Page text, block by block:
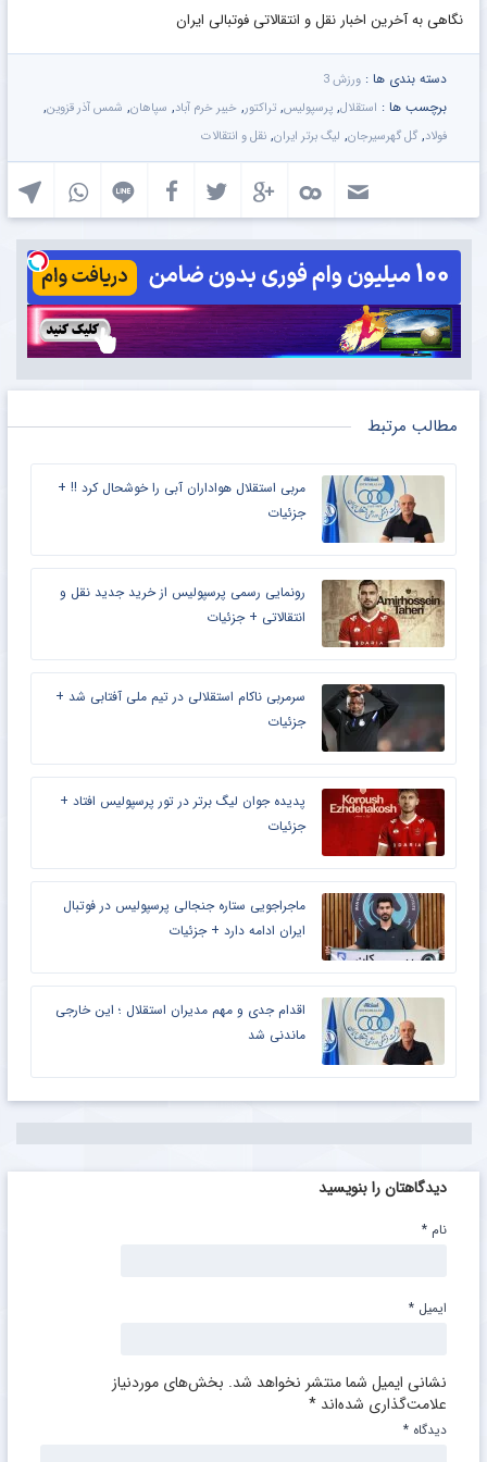
نگاهی به آخرین اخبار نقل و انتقالاتی فوتبالی ایران
دسته بندی ها : ورزش 3
برچسب ها : استقلال, پرسپولیس, تراکتور, خیبر خرم آباد, سپاهان, شمس آذر قزوین,
فولاد, گل گهرسیرجان, لیگ برتر ایران, نقل و انتقالات
مطالب مرتبط
مربی استقلال هواداران آبی را خوشحال کرد !! +
جزئیات
رونمایی رسمی پرسپولیس از خرید جدید نقل و
انتقالاتی + جزئیات
سرمربی ناکام استقلالی در تیم ملی آفتابی شد +
جزئیات
پدیده جوان لیگ برتر در تور پرسپولیس افتاد +
جزئیات
ماجراجویی ستاره جنجالی پرسپولیس در فوتبال
ایران ادامه دارد + جزئیات
اقدام جدی و مهم مدیران استقلال ؛ این خارجی
ماندنی شد
دیدگاهتان را بنویسید
نشانی ایمیل شما منتشر نخواهد شد. بخش‌های موردنیاز
علامت‌گذاری شده‌اند *
دیدگاه *
نام *
ایمیل *